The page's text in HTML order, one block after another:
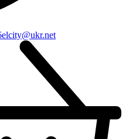
elcity@ukr.net